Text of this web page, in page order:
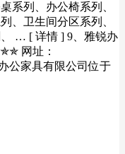
系列、办公椅系列、
、卫生间分区系列、
… [ 详情 ] 9、雅锐办
网址：
公家具有限公司位于